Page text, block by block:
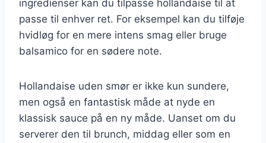
ingredienser kan du tilpasse hollandaise til at
passe til enhver ret. For eksempel kan du tilføje
hvidløg for en mere intens smag eller bruge
balsamico for en sødere note.
Hollandaise uden smør er ikke kun sundere,
men også en fantastisk måde at nyde en
klassisk sauce på en ny måde. Uanset om du
serverer den til brunch, middag eller som en